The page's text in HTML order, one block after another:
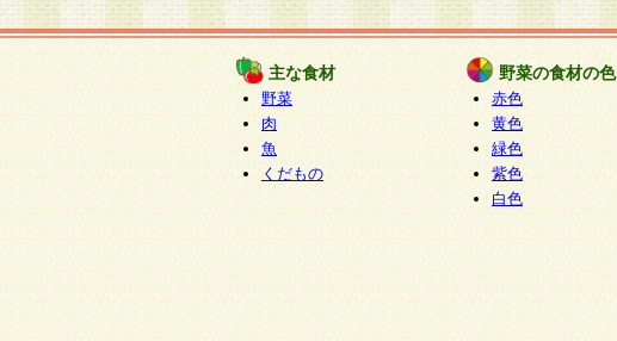
主な食材
野菜
肉
魚
くだもの
野菜の食材の色
赤色
黄色
緑色
紫色
白色